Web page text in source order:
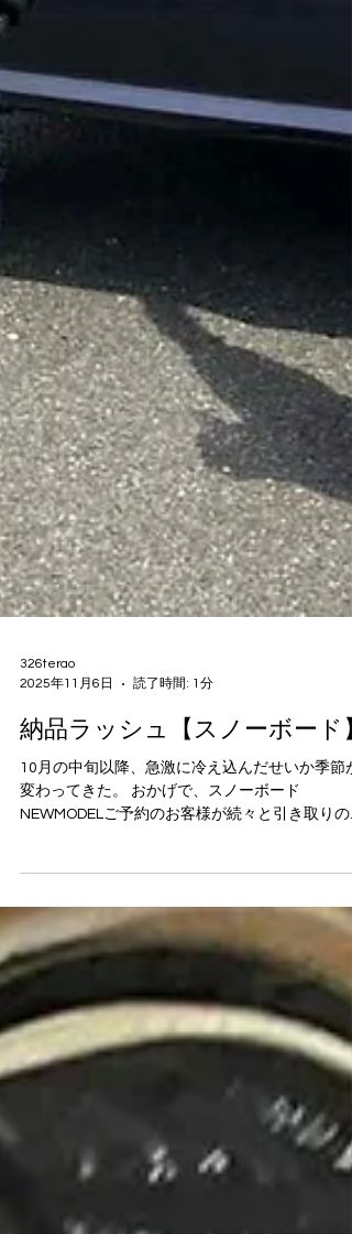
2025年11月6日
読了時間: 1分
納品ラッシュ【スノーボード】
10月の中旬以降、急激に冷え込んだせいか季節が
忙しくなってきました！ スノーボードツアーの
し込みも徐々に増えて、一部完売の日程も出てき
ました。 お買い物、メンテナンス、ツアー申込
その他スノーボードの事なら何でもお気軽にご相
談ください！ 皆様のお立ち寄り心よりお待ちし
おります。